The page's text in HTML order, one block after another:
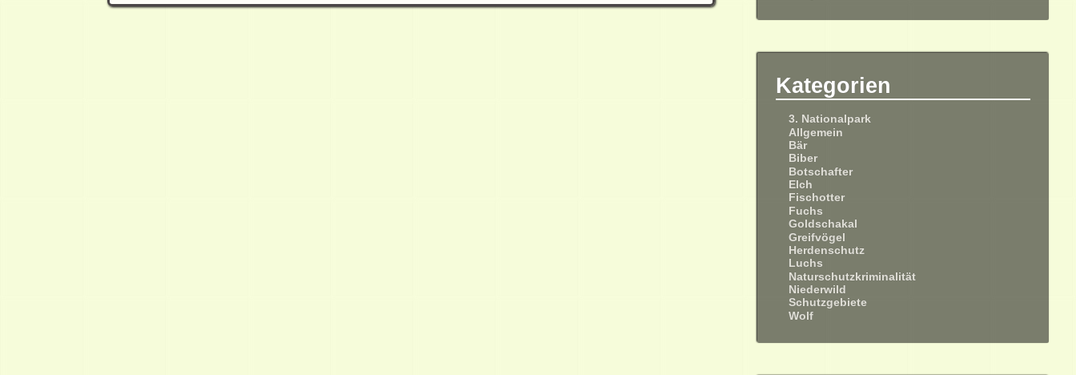
Kategorien
3. Nationalpark
Allgemein
Bär
Biber
Botschafter
Elch
Fischotter
Fuchs
Goldschakal
Greifvögel
Herdenschutz
Luchs
Naturschutzkriminalität
Niederwild
Schutzgebiete
Wolf